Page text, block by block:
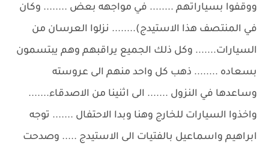
ووقفوا بسياراتهم ........ في مواجهه بعض ........ وكان
في المنتصف هذا الاستيدج)........ نزلوا العرسان من
السيارات....... وكل ذلك الجميع يراقبهم وهم يبتسمون
بسعاده ........ ذهب كل واحد منهم الى عروسته
وساعدها في النزول ....... الى اثنينا من الاصدقاء.......
واخذوا السيارات للخارج وهنا وبدا الاحتفال ....... توجه
ابراهيم واسماعيل بالفتيات الى الاستيدج ..... وصدحت